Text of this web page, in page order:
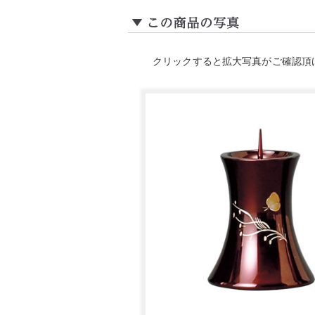
クリックすると拡大写真がご確認頂